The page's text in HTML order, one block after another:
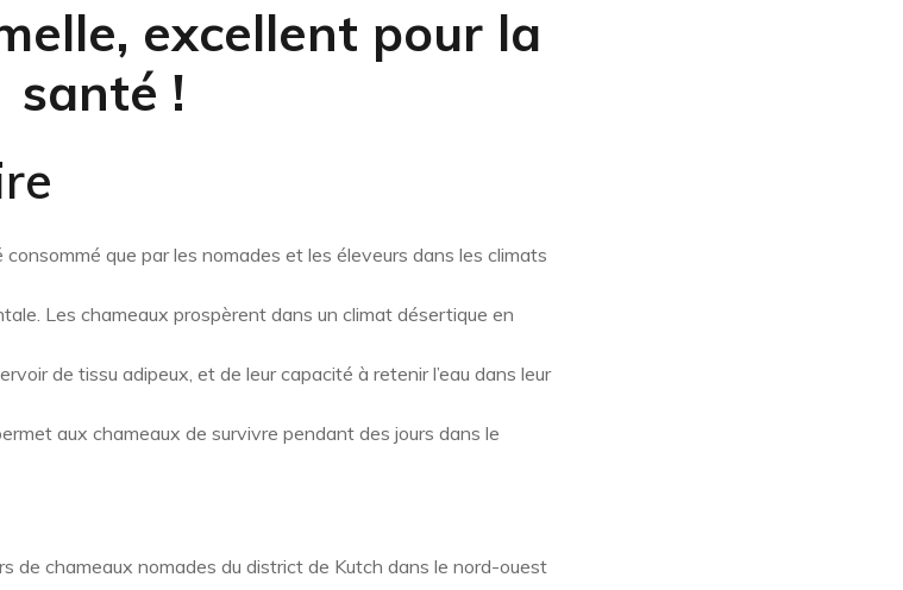
, excellent pour la
santé !
consommé que par les nomades et les éleveurs dans les climats
Les chameaux prospèrent dans un climat désertique en
de tissu adipeux, et de leur capacité à retenir l’eau dans leur
aux chameaux de survivre pendant des jours dans le
de chameaux nomades du district de Kutch dans le nord-ouest